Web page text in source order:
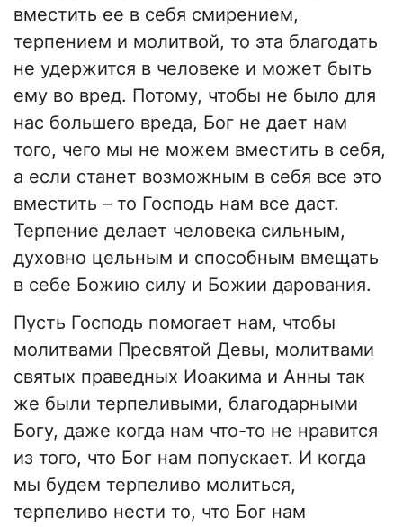
вместить ее в себя смирением,
терпением и молитвой, то эта благодать
не удержится в человеке и может быть
ему во вред. Потому, чтобы не было для
нас большего вреда, Бог не дает нам
того, чего мы не можем вместить в себя,
а если станет возможным в себя все это
вместить – то Господь нам все даст.
Терпение делает человека сильным,
духовно цельным и способным вмещать
в себе Божию силу и Божии дарования.
Пусть Господь помогает нам, чтобы
молитвами Пресвятой Девы, молитвами
святых праведных Иоакима и Анны так
же были терпеливыми, благодарными
Богу, даже когда нам что-то не нравится
из того, что Бог нам попускает. И когда
мы будем терпеливо молиться,
терпеливо нести то, что Бог нам